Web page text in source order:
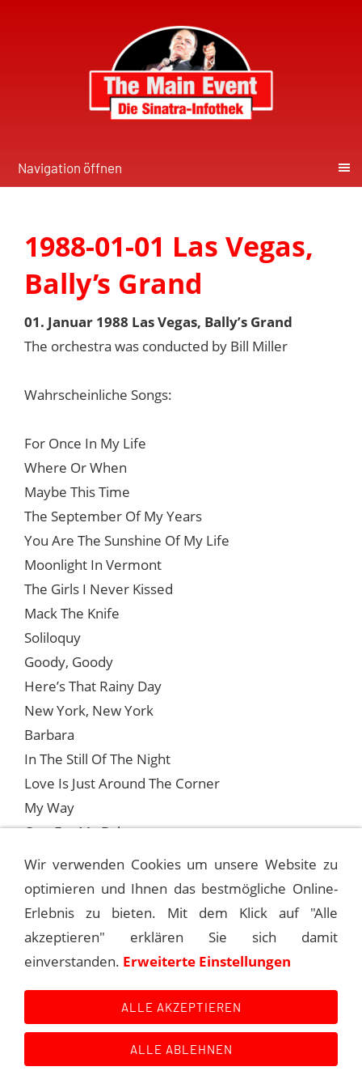
Navigation öffnen
1988-01-01 Las Vegas,
Bally’s Grand
01. Januar 1988 Las Vegas, Bally’s Grand
The orchestra was conducted by Bill Miller
Wahrscheinliche Songs:
For Once In My Life
Where Or When
Maybe This Time
The September Of My Years
You Are The Sunshine Of My Life
Moonlight In Vermont
The Girls I Never Kissed
Mack The Knife
Soliloquy
Goody, Goody
Here’s That Rainy Day
New York, New York
Barbara
In The Still Of The Night
Love Is Just Around The Corner
My Way
One For My Baby
Something
FRANK SINATRA - KONZERTE 1988
1988-01-02 LAS VEGAS, BALLY’S GRAND
Main Event History
Wir verwenden Cookies um unsere Website zu
optimieren und Ihnen das bestmögliche Online-
Erlebnis zu bieten. Mit dem Klick auf "Alle
akzeptieren" erklären Sie sich damit
einverstanden. Erweiterte Einstellungen
ALLE AKZEPTIEREN
ALLE ABLEHNEN